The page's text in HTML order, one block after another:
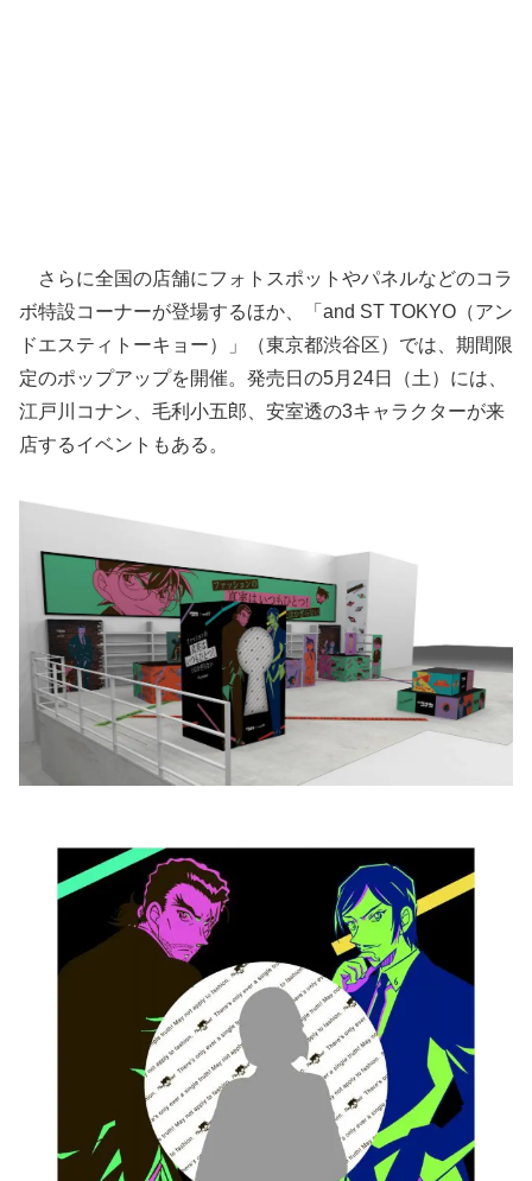
さらに全国の店舗にフォトスポットやパネルなどのコラ
ボ特設コーナーが登場するほか、「and ST TOKYO（アン
ドエスティトーキョー）」（東京都渋谷区）では、期間限
定のポップアップを開催。発売日の5月24日（土）には、
江戸川コナン、毛利小五郎、安室透の3キャラクターが来
店するイベントもある。